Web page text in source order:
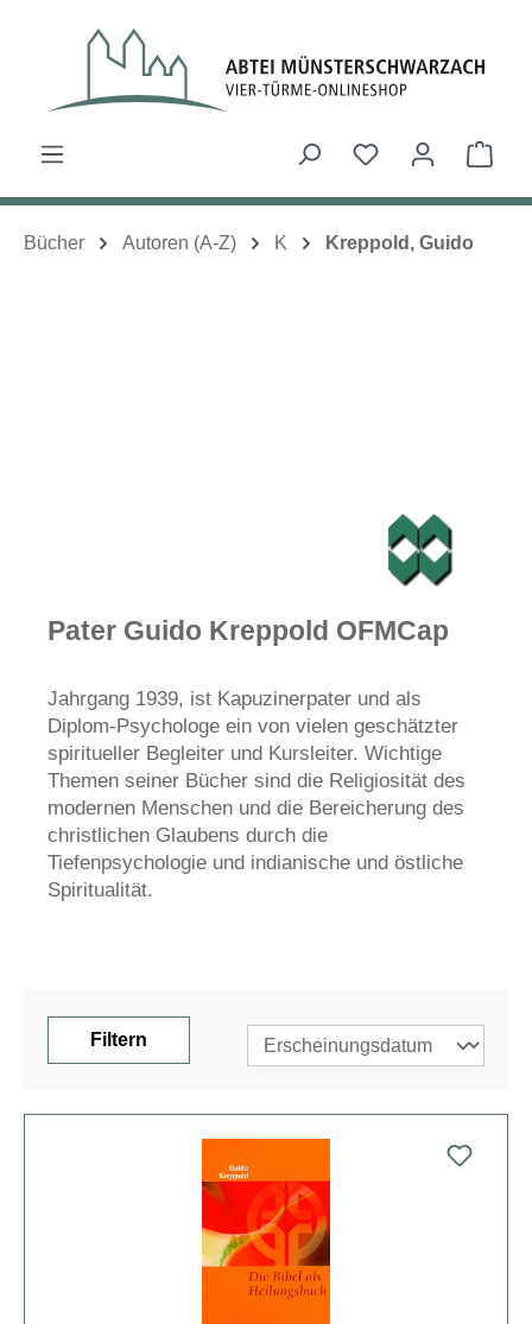
Zum Hauptinhalt springen
Du hast 0
Bücher Autoren (A-Z) K Kreppold, Guido
Pater Guido Kreppold OFMCap
Jahrgang 1939, ist Kapuzinerpater und als
Diplom-Psychologe ein von vielen geschätzter
spiritueller Begleiter und Kursleiter. Wichtige
Themen seiner Bücher sind die Religiosität des
modernen Menschen und die Bereicherung des
christlichen Glaubens durch die
Tiefenpsychologie und indianische und östliche
Spiritualität.
Filtern